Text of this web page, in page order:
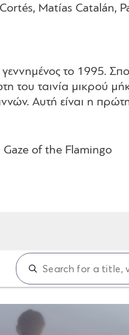
Matías Catalán,
γεννημένος το 1995.
του ταινία μικρού
Αυτή είναι η
of the Flamingo